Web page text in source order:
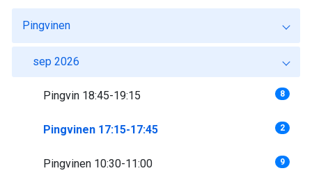
Pingvinen
sep 2026
Pingvin 18:45-19:15 8
Pingvinen 17:15-17:45 2
Pingvinen 10:30-11:00 9